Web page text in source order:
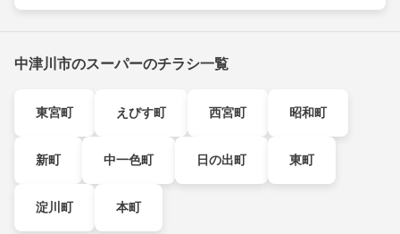
中津川市のスーパーのチラシ一覧
東宮町 えびす町 西宮町 昭和町
新町 中一色町 日の出町 東町
淀川町 本町